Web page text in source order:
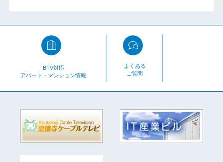
BTV対応
アパート・マンション情報
よくある
ご質問